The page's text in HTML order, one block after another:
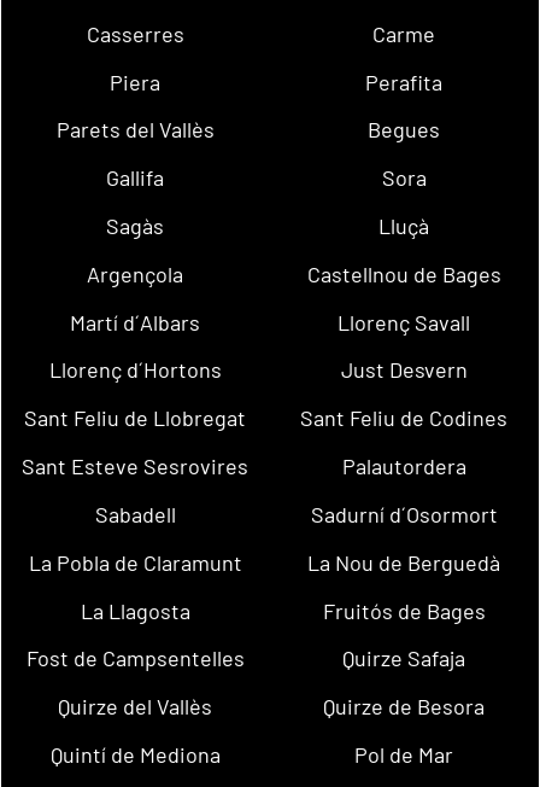
Casserres
Carme
Piera
Perafita
Parets del Vallès
Begues
Gallifa
Sora
Sagàs
Lluçà
Argençola
Castellnou de Bages
Martí d´Albars
Llorenç Savall
Llorenç d´Hortons
Just Desvern
Sant Feliu de Llobregat
Sant Feliu de Codines
Sant Esteve Sesrovires
Palautordera
Sabadell
Sadurní d´Osormort
La Pobla de Claramunt
La Nou de Berguedà
La Llagosta
Fruitós de Bages
Fost de Campsentelles
Quirze Safaja
Quirze del Vallès
Quirze de Besora
Quintí de Mediona
Pol de Mar